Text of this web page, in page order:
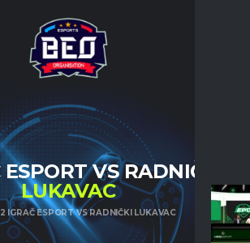
VS RADNIČKI
LUKAVAC
IGRAČ ESPORT VS RADNIČKI LUKAVAC